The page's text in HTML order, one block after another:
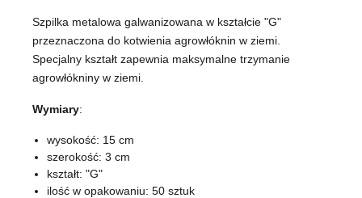
Szpilka metalowa galwanizowana w kształcie "G"
przeznaczona do kotwienia agrowłóknin w ziemi.
Specjalny kształt zapewnia maksymalne trzymanie
agrowłókniny w ziemi.
Wymiary:
wysokość: 15 cm
szerokość: 3 cm
kształt: "G"
ilość w opakowaniu: 50 sztuk